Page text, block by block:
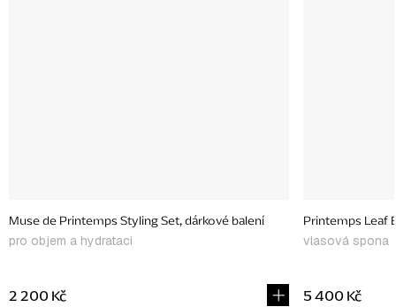
Muse de Printemps Styling Set, dárkové balení
pro objem a hydrataci
2 200 Kč
Printemps Leaf
vlasová spona
5 400 Kč